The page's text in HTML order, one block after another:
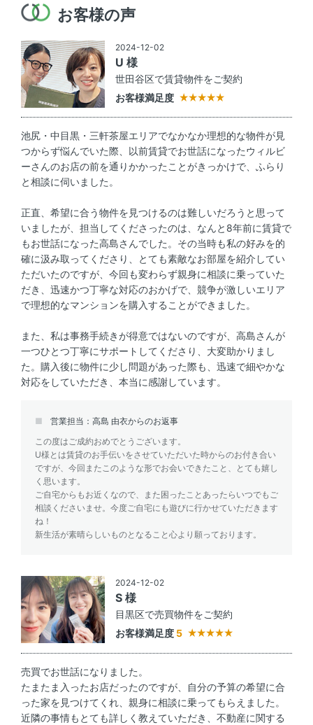
お客様の声
2024-12-02
U 様
世田谷区で賃貸物件をご契約
お客様満足度
池尻・中目黒・三軒茶屋エリアでなかなか理想的な物件が見
つからず悩んでいた際、以前賃貸でお世話になったウィルビ
ーさんのお店の前を通りかかったことがきっかけで、ふらり
と相談に伺いました。
正直、希望に合う物件を見つけるのは難しいだろうと思って
いましたが、担当してくださったのは、なんと8年前に賃貸で
もお世話になった高島さんでした。その当時も私の好みを的
確に汲み取ってくださり、とても素敵なお部屋を紹介してい
ただいたのですが、今回も変わらず親身に相談に乗っていた
だき、迅速かつ丁寧な対応のおかげで、競争が激しいエリア
で理想的なマンションを購入することができました。
また、私は事務手続きが得意ではないのですが、高島さんが
一つひとつ丁寧にサポートしてくださり、大変助かりまし
た。購入後に物件に少し問題があった際も、迅速で細やかな
対応をしていただき、本当に感謝しています。
営業担当：高島 由衣からのお返事
この度はご成約おめでとうございます。
U様とは賃貸のお手伝いをさせていただいた時からのお付き合い
ですが、今回またこのような形でお会いできたこと、とても嬉し
く思います。
ご自宅からもお近くなので、また困ったことあったらいつでもご
相談くださいませ。今度ご自宅にも遊びに行かせていただきます
ね！
新生活が素晴らしいものとなること心より願っております。
2024-12-02
S 様
目黒区で売買物件をご契約
お客様満足度 5
売買でお世話になりました。
たまたま入ったお店だったのですが、自分の予算の希望に合
った家を見つけてくれ、親身に相談に乗ってもらえました。
近隣の事情もとても詳しく教えていただき、不動産に関する